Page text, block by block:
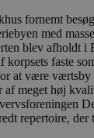
fornemt
med
blev afholdt i
korpsets faste
at være værtsby
af meget høj
repertoire, der